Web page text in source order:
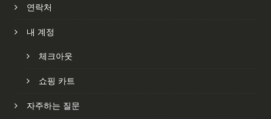
연락처
내 계정
체크아웃
쇼핑 카트
자주하는 질문